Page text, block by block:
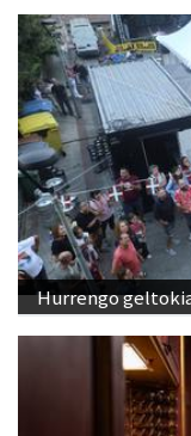
Hurrengo